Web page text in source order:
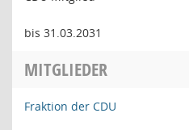
bis 31.03.2031
MITGLIEDER
Fraktion der CDU